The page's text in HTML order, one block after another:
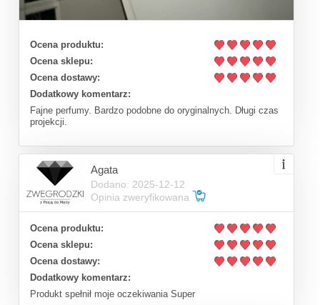
Ocena produktu:
Ocena sklepu:
Ocena dostawy:
Dodatkowy komentarz:
Fajne perfumy. Bardzo podobne do oryginalnych. Długi czas
projekcji.
Agata
Dodano: 2025-12-12
Opinia zweryfikowana
Ocena produktu:
Ocena sklepu:
Ocena dostawy:
Dodatkowy komentarz:
Produkt spełnił moje oczekiwania Super